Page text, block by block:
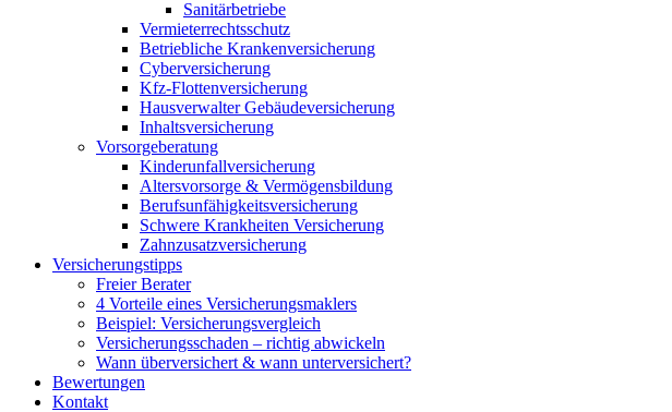
Sanitärbetriebe
Vermieterrechtsschutz
Betriebliche Krankenversicherung
Cyberversicherung
Kfz-Flottenversicherung
Hausverwalter Gebäudeversicherung
Inhaltsversicherung
Vorsorgeberatung
Kinderunfallversicherung
Altersvorsorge & Vermögensbildung
Berufsunfähigkeitsversicherung
Schwere Krankheiten Versicherung
Zahnzusatzversicherung
Versicherungstipps
Freier Berater
4 Vorteile eines Versicherungsmaklers
Beispiel: Versicherungsvergleich
Versicherungsschaden – richtig abwickeln
Wann überversichert & wann unterversichert?
Bewertungen
Kontakt